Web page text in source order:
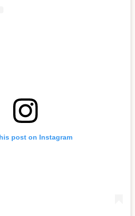
post on Instagram